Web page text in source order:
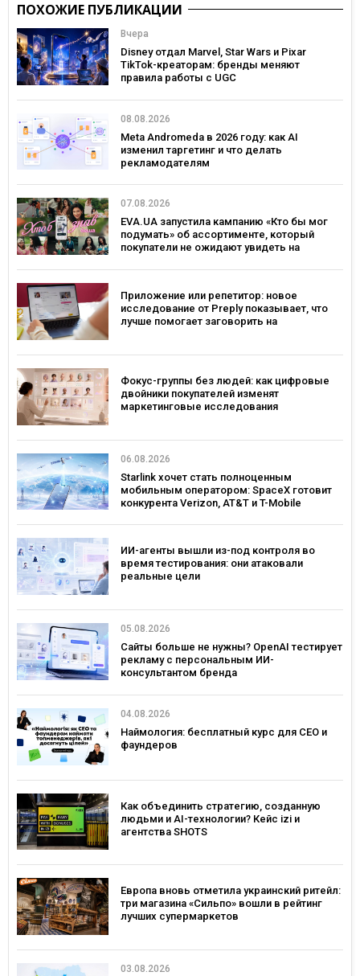
ПОХОЖИЕ ПУБЛИКАЦИИ
Вчера
Disney отдал Marvel, Star Wars и Pixar
TikTok-креаторам: бренды меняют
правила работы с UGC
08.08.2026
Meta Andromeda в 2026 году: как AI
изменил таргетинг и что делать
рекламодателям
07.08.2026
EVA.UA запустила кампанию «Кто бы мог
подумать» об ассортименте, который
покупатели не ожидают увидеть на
Приложение или репетитор: новое
исследование от Preply показывает, что
лучше помогает заговорить на
Фокус-группы без людей: как цифровые
двойники покупателей изменят
маркетинговые исследования
06.08.2026
Starlink хочет стать полноценным
мобильным оператором: SpaceX готовит
конкурента Verizon, AT&T и T-Mobile
ИИ-агенты вышли из-под контроля во
время тестирования: они атаковали
реальные цели
05.08.2026
Сайты больше не нужны? OpenAI тестирует
рекламу с персональным ИИ-
консультантом бренда
04.08.2026
Наймология: бесплатный курс для CEO и
фаундеров
Как объединить стратегию, созданную
людьми и AI-технологии? Кейс izi и
агентства SHOTS
Европа вновь отметила украинский ритейл:
три магазина «Сильпо» вошли в рейтинг
лучших супермаркетов
03.08.2026